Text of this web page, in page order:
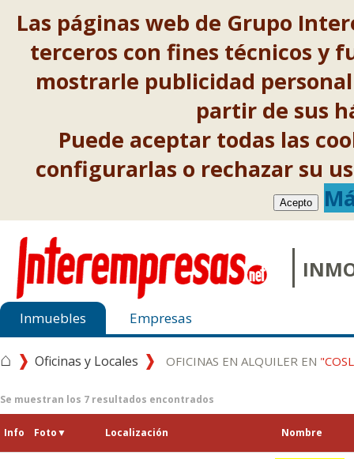
Las páginas web de Grupo
terceros con fines técnicos y
mostrarle publicidad
partir de sus
Puede aceptar todas las
configurarlas o rechazar su
Acepto
Inmuebles Empresas
⌂ Oficinas y Locales OFICINAS EN ALQUILER EN
Se muestran los 7 resultados encontrados
Info Foto▼ Localización Nombre